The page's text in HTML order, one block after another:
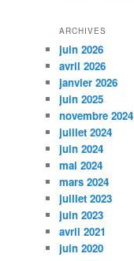
ARCHIVES
juin 2026
avril 2026
janvier 2026
juin 2025
novembre 2024
juillet 2024
juin 2024
mai 2024
mars 2024
juillet 2023
juin 2023
avril 2021
juin 2020